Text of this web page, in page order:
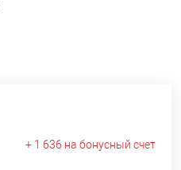
+ 1 636 на бонусный счет